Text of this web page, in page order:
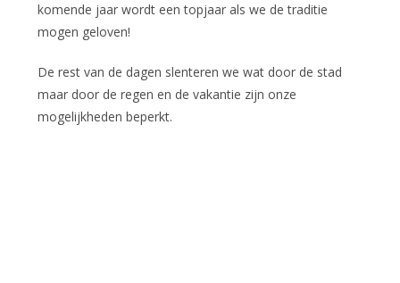
komende jaar wordt een topjaar als we de traditie
mogen geloven!
De rest van de dagen slenteren we wat door de stad
maar door de regen en de vakantie zijn onze
mogelijkheden beperkt.